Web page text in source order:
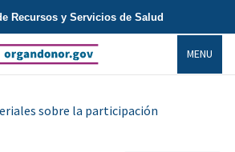
Recursos y Servicios de Salud
MENU
sobre la participación